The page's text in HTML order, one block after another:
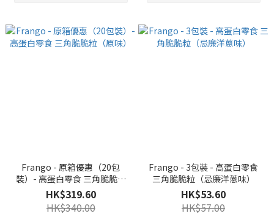
Frango - 原箱優惠（20包
裝）- 高蛋白零食 三角脆脆粒
（原味）
HK$319.60
HK$340.00
Frango - 3包裝 - 高蛋白零食
三角脆脆粒（忌廉洋蔥味）
HK$53.60
HK$57.00